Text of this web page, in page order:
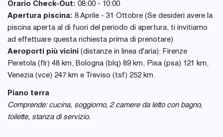
Orario Check-Out: 08:00 - 10:00
Apertura piscina: 8 Aprile - 31 Ottobre (Se desideri avere la
piscina aperta al di fuori del periodo di apertura, ti invitiamo
ad effettuare questa richiesta prima di prenotare)
Aeroporti più vicini (distanze in linea d'aria): Firenze
Peretola (flr) 48 km, Bologna (blq) 89 km, Pisa (psa) 121 km,
Venezia (vce) 247 km e Treviso (tsf) 252 km.
Piano terra
Comprende: cucina, soggiorno, 2 camere da letto con bagno,
toilette, stanza di servizio.